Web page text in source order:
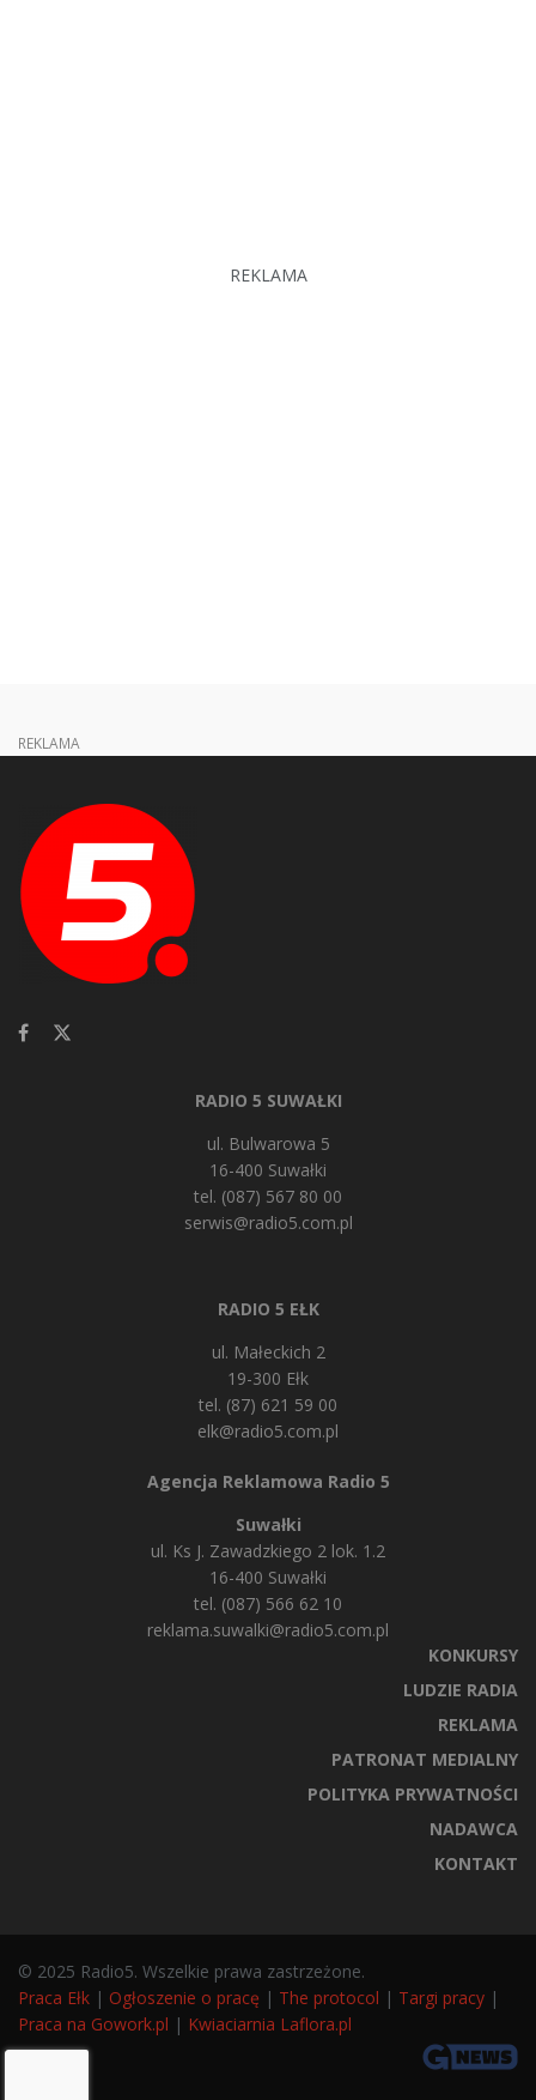
REKLAMA
REKLAMA
RADIO 5 SUWAŁKI
ul. Bulwarowa 5
16-400 Suwałki
tel. (087) 567 80 00
serwis@radio5.com.pl
RADIO 5 EŁK
ul. Małeckich 2
19-300 Ełk
tel. (87) 621 59 00
elk@radio5.com.pl
Agencja Reklamowa Radio 5
Suwałki
ul. Ks J. Zawadzkiego 2 lok. 1.2
16-400 Suwałki
tel. (087) 566 62 10
reklama.suwalki@radio5.com.pl
KONKURSY
LUDZIE RADIA
REKLAMA
PATRONAT MEDIALNY
POLITYKA PRYWATNOŚCI
NADAWCA
KONTAKT
© 2025 Radio5. Wszelkie prawa zastrzeżone.
Praca Ełk | Ogłoszenie o pracę | The protocol | Targi pracy |
Praca na Gowork.pl | Kwiaciarnia Laflora.pl